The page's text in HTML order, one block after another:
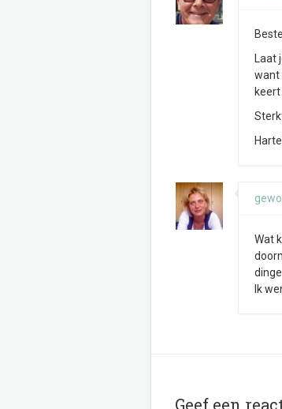
want
Wat
Ik
Geef een